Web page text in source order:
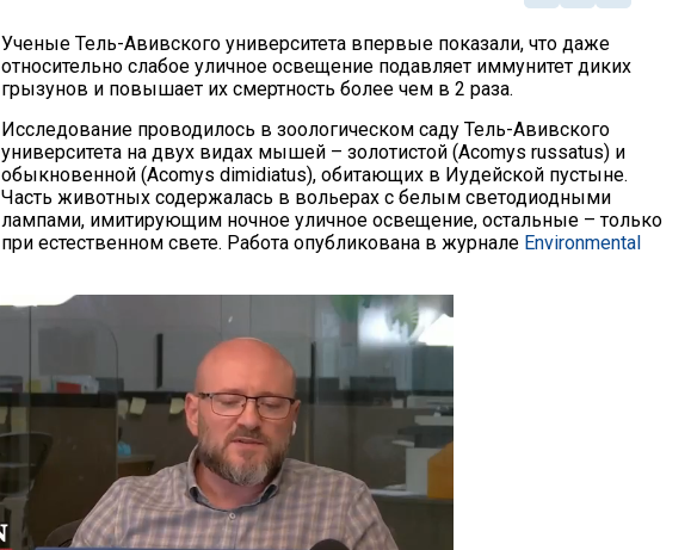
Ученые Тель-Авивского университета впервые показали, что даже
относительно слабое уличное освещение подавляет иммунитет диких
грызунов и повышает их смертность более чем в 2 раза.
Исследование проводилось в зоологическом саду Тель-Авивского
университета на двух видах мышей – золотистой (Acomys russatus) и
обыкновенной (Acomys dimidiatus), обитающих в Иудейской пустыне.
Часть животных содержалась в вольерах с белым светодиодными
лампами, имитирующим ночное уличное освещение, остальные – только
при естественном свете. Работа опубликована в журнале Environmental